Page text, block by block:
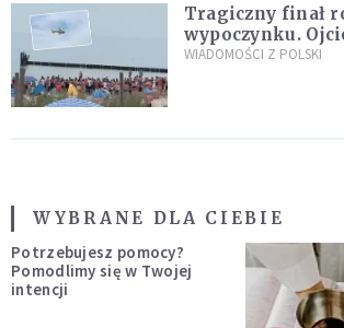
Tragiczny finał
wypoczynku.
zarzuty
WIADOMOŚCI Z POLSKI
WYBRANE DLA CIEBIE
Potrzebujesz pomocy?
Pomodlimy się w Twojej
intencji